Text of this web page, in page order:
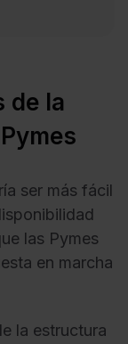
de la
ser más fácil
las Pymes
en marcha
la estructura